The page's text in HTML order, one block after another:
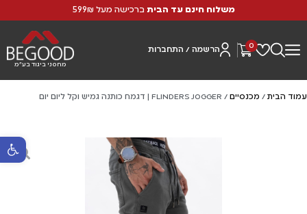
פתח
משלוח חינם עד הבית ברכישה מעל 599₪
0 הרשמה / התחברות
מחסני ביגוד בע"מ
עמוד הבית / מכנסיים / FLINDERS JOGGER | דגמח כותנה גמיש וקל ליום יום